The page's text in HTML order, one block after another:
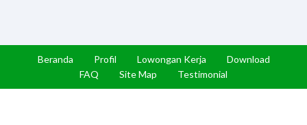
Beranda Profil Lowongan Kerja
Download
FAQ
Site Map Testimonial